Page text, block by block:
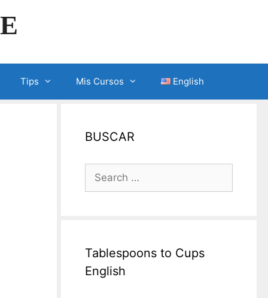
Tips Mis Cursos English
BUSCAR
Search
for:
Tablespoons to Cups
English